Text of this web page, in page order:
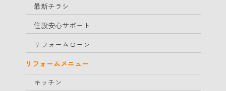
最新チラシ
住設安心サポート
リフォームローン
リフォームメニュー
キッチン